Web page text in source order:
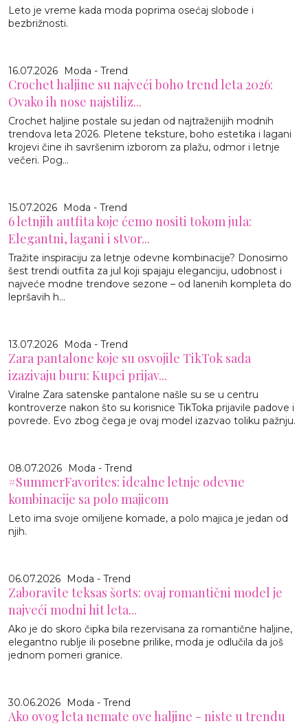
Leto je vreme kada moda poprima osećaj slobode i
bezbrižnosti.
16.07.2026 Moda - Trend
Crochet haljine su najveći boho trend leta 2026:
Ovako ih nose najstiliz...
Crochet haljine postale su jedan od najtraženijih modnih
trendova leta 2026. Pletene teksture, boho estetika i lagani
krojevi čine ih savršenim izborom za plažu, odmor i letnje
večeri. Pog...
15.07.2026 Moda - Trend
6 letnjih autfita koje ćemo nositi tokom jula:
Elegantni, lagani i stvor...
Tražite inspiraciju za letnje odevne kombinacije? Donosimo
šest trendi outfita za jul koji spajaju eleganciju, udobnost i
najveće modne trendove sezone – od lanenih kompleta do
lepršavih h...
13.07.2026 Moda - Trend
Zara pantalone koje su osvojile TikTok sada
izazivaju buru: Kupci prijav...
Viralne Zara satenske pantalone našle su se u centru
kontroverze nakon što su korisnice TikToka prijavile padove i
povrede. Evo zbog čega je ovaj model izazvao toliku pažnju.
08.07.2026 Moda - Trend
#SummerFavorites: idealne letnje odevne
kombinacije sa polo majicom
Leto ima svoje omiljene komade, a polo majica je jedan od
njih.
06.07.2026 Moda - Trend
Zaboravite teksas šorts: ovaj romantični model je
najveći modni hit leta...
Ako je do skoro čipka bila rezervisana za romantične haljine,
elegantno rublje ili posebne prilike, moda je odlučila da još
jednom pomeri granice.
30.06.2026 Moda - Trend
Ako ovog leta nemate ove haljine - niste u trendu